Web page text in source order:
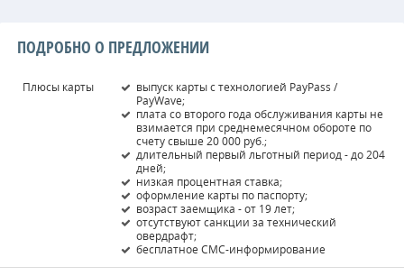
ПОДРОБНО О ПРЕДЛОЖЕНИИ
Плюсы карты
выпуск карты с технологией PayPass /
PayWave;
плата со второго года обслуживания карты не
взимается при среднемесячном обороте по
счету свыше 20 000 руб.;
длительный первый льготный период - до 204
дней;
низкая процентная ставка;
оформление карты по паспорту;
возраст заемщика - от 19 лет;
отсутствуют санкции за технический
овердрафт;
бесплатное СМС-информирование